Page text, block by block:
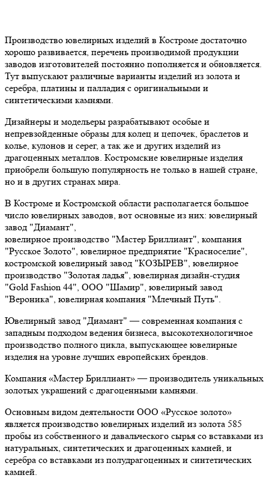
Производство ювелирных изделий в Костроме достаточно
хорошо развивается, перечень производимой продукции
заводов изготовителей постоянно пополняется и обновляется.
Тут выпускают различные варианты изделий из золота и
серебра, платины и палладия с оригинальными и
синтетическими камнями.
Дизайнеры и модельеры разрабатывают особые и
непревзойденные образы для колец и цепочек, браслетов и
колье, кулонов и серег, а так же и других изделий из
драгоценных металлов. Костромские ювелирные изделия
приобрели большую популярность не только в нашей стране,
но и в других странах мира.
В Костроме и Костромской области располагается большое
число ювелирных заводов, вот основные из них: ювелирный
завод "Диамант",
ювелирное производство "Мастер Бриллиант", компания
"Русское Золото", ювелирное предприятие "Красноселие",
костромской ювелирный завод "КОЗЫРЕВ", ювелирное
производство "Золотая ладья", ювелирная дизайн-студия
"Gold Fashion 44", ООО "Шамир", ювелирный завод
"Вероника", ювелирная компания "Млечный Путь".
Ювелирный завод "Диамант" — современная компания с
западным подходом ведения бизнеса, высокотехнологичное
производство полного цикла, выпускающее ювелирные
изделия на уровне лучших европейских брендов.
Компания «Мастер Бриллиант» — производитель уникальных
золотых украшений с драгоценными камнями.
Основным видом деятельности ООО «Русское золото»
является производство ювелирных изделий из золота 585
пробы из собственного и давальческого сырья со вставками из
натуральных, синтетических и драгоценных камней, и
серебра со вставками из полудрагоценных и синтетических
камней.